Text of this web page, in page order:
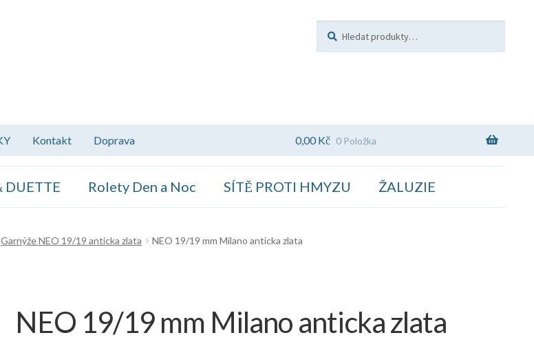
Kontakt Doprava 0,00Kč 0 Položka
DUETTE Rolety Den a Noc SÍTĚ PROTI HMYZU ŽALUZIE
Garnýže NEO 19/19 anticka zlata NEO 19/19 mm Milano anticka zlata
NEO 19/19 mm Milano anticka zlata